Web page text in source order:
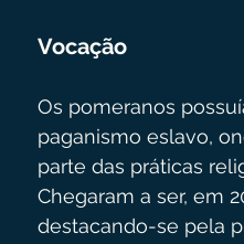
Vocação
Os pomeranos
paganismo eslavo,
parte das práticas
Chegaram a ser, em
destacando-se pela